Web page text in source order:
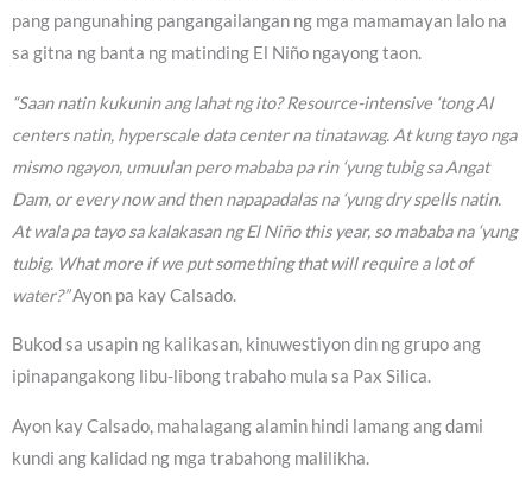
pang pangunahing pangangailangan ng mga mamamayan lalo na
sa gitna ng banta ng matinding El Niño ngayong taon.
“Saan natin kukunin ang lahat ng ito? Resource-intensive ‘tong AI
centers natin, hyperscale data center na tinatawag. At kung tayo nga
mismo ngayon, umuulan pero mababa pa rin ‘yung tubig sa Angat
Dam, or every now and then napapadalas na ‘yung dry spells natin.
At wala pa tayo sa kalakasan ng El Niño this year, so mababa na ‘yung
tubig. What more if we put something that will require a lot of
water?”Ayon pa kay Calsado.
Bukod sa usapin ng kalikasan, kinuwestiyon din ng grupo ang
ipinapangakong libu-libong trabaho mula sa Pax Silica.
Ayon kay Calsado, mahalagang alamin hindi lamang ang dami
kundi ang kalidad ng mga trabahong malilikha.